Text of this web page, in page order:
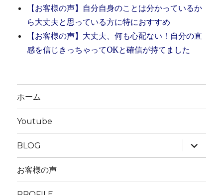
【お客様の声】自分自身のことは分かっているか
ら大丈夫と思っている方に特におすすめ
【お客様の声】大丈夫、何も心配ない！自分の直
感を信じきっちゃってOKと確信が持てました
ホーム
Youtube
BLOG
ブ
メ
ー
お客様の声